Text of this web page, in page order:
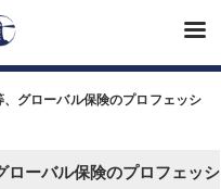
グローバル保険のプロフェッシ
ーバル保険のプロフェッシ